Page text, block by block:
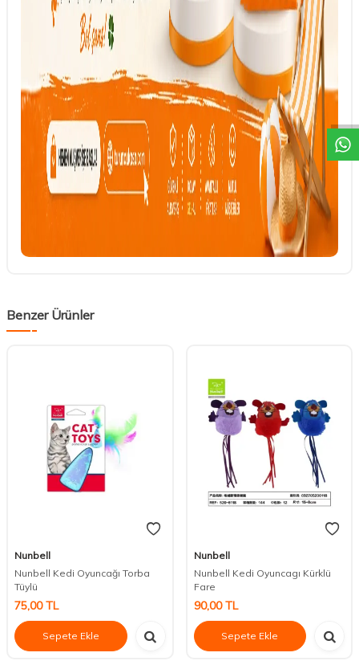
DESTEK
Benzer Ürünler
Nunbell
Nunbell Kedi Oyuncağı Torba
Tüylü
75,00TL
Sepete Ekle
Nunbell
Nunbell Kedi Oyuncagı Kürklü
Fare
90,00TL
Sepete Ekle